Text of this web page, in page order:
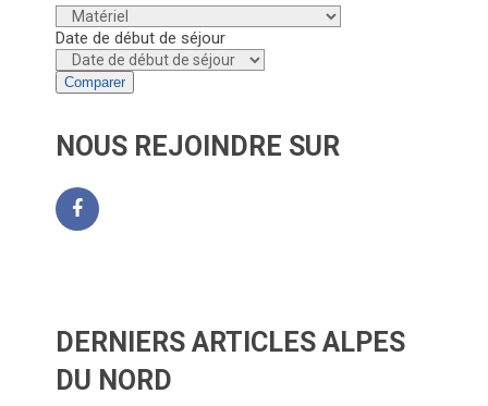
Date de début de séjour
Comparer
NOUS REJOINDRE SUR
DERNIERS ARTICLES ALPES
DU NORD